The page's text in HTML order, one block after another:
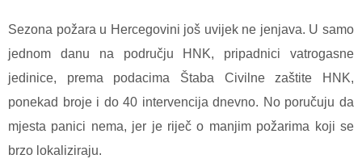
Sezona požara u Hercegovini još uvijek ne jenjava. U samo
jednom danu na području HNK, pripadnici vatrogasne
jedinice, prema podacima Štaba Civilne zaštite HNK,
ponekad broje i do 40 intervencija dnevno. No poručuju da
mjesta panici nema, jer je riječ o manjim požarima koji se
brzo lokaliziraju.